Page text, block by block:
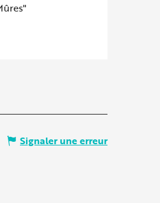
Signaler une erreur